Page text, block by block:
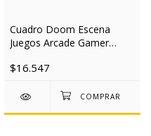
Cuadro Doom Escena
Juegos Arcade Gamer
$16.547